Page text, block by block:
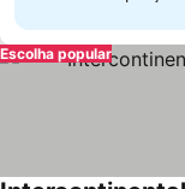
Escolha popular